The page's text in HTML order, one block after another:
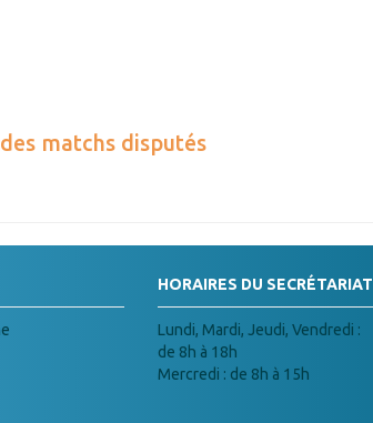
matchs disputés
HORAIRES DU SECRÉTARIAT
Lundi, Mardi, Jeudi, Vendredi :
de 8h à 18h
Mercredi : de 8h à 15h